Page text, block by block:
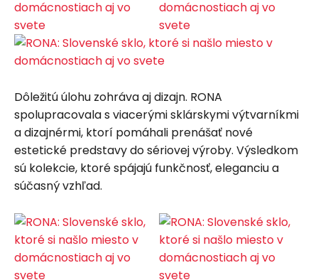
Dôležitú úlohu zohráva aj dizajn. RONA
spolupracovala s viacerými sklárskymi výtvarníkmi
a dizajnérmi, ktorí pomáhali prenášať nové
estetické predstavy do sériovej výroby. Výsledkom
sú kolekcie, ktoré spájajú funkčnosť, eleganciu a
súčasný vzhľad.